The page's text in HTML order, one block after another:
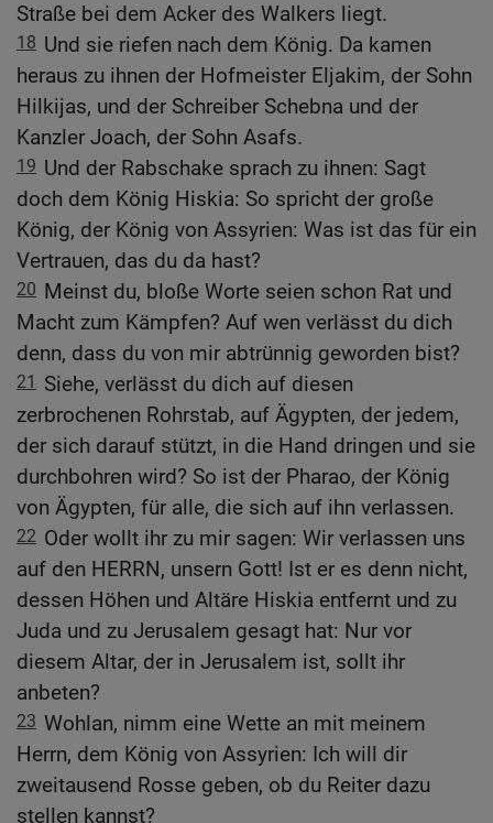
Straße bei dem Acker des Walkers liegt.
18 Und sie riefen nach dem König. Da kamen
heraus zu ihnen der Hofmeister Eljakim, der Sohn
Hilkijas, und der Schreiber Schebna und der
Kanzler Joach, der Sohn Asafs.
19 Und der Rabschake sprach zu ihnen: Sagt
doch dem König Hiskia: So spricht der große
König, der König von Assyrien: Was ist das für ein
Vertrauen, das du da hast?
20 Meinst du, bloße Worte seien schon Rat und
Macht zum Kämpfen? Auf wen verlässt du dich
denn, dass du von mir abtrünnig geworden bist?
21
Siehe, verlässt du dich auf diesen
zerbrochenen Rohrstab, auf Ägypten, der jedem,
der sich darauf stützt, in die Hand dringen und sie
durchbohren wird? So ist der Pharao, der König
von Ägypten, für alle, die sich auf ihn verlassen.
22 Oder wollt ihr zu mir sagen: Wir verlassen uns
auf den HERRN, unsern Gott! Ist er es denn nicht,
dessen Höhen und Altäre Hiskia entfernt und zu
Juda und zu Jerusalem gesagt hat: Nur vor
diesem Altar, der in Jerusalem ist, sollt ihr
anbeten?
23 Wohlan, nimm eine Wette an mit meinem
Herrn, dem König von Assyrien: Ich will dir
zweitausend Rosse geben, ob du Reiter dazu
stellen kannst?